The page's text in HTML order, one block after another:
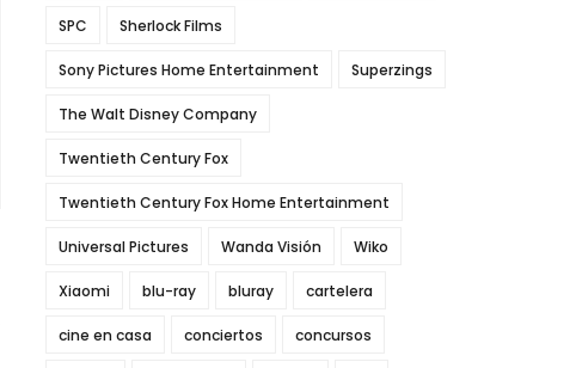
SPC Sherlock Films
Sony Pictures Home Entertainment Superzings
The Walt Disney Company
Twentieth Century Fox
Twentieth Century Fox Home Entertainment
Universal Pictures Wanda Visión Wiko
Xiaomi blu-ray bluray cartelera
cine en casa conciertos concursos